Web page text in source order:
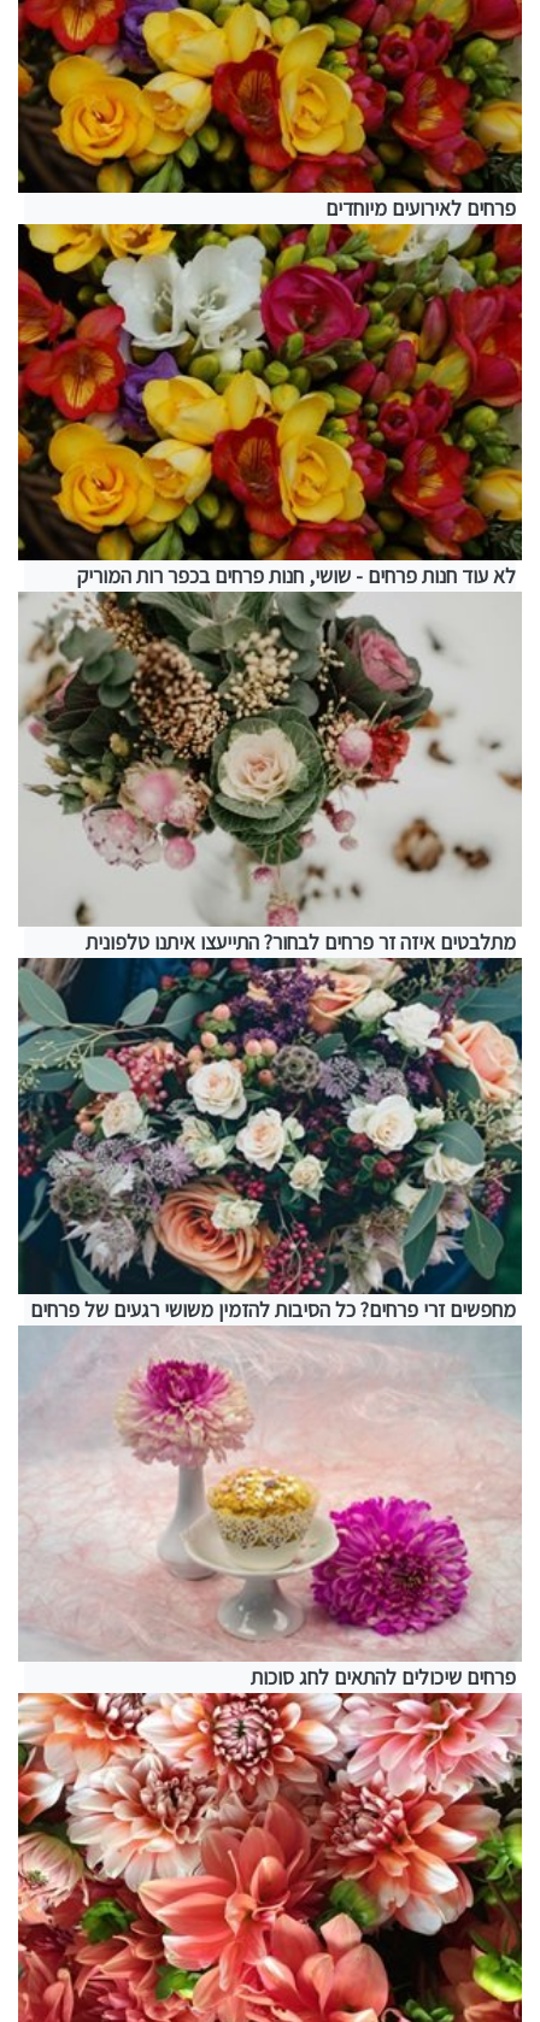
פרחים לאירועים מיוחדים
לא עוד חנות פרחים - שושי, חנות פרחים בכפר רות המוריק
מתלבטים איזה זר פרחים לבחור? התייעצו איתנו טלפונית
מחפשים זרי פרחים? כל הסיבות להזמין משושי רגעים של פרחים
פרחים שיכולים להתאים לחג סוכות